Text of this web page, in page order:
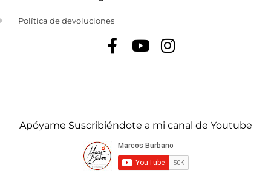
Política de devoluciones
Apóyame Suscribiéndote a mi canal de Youtube